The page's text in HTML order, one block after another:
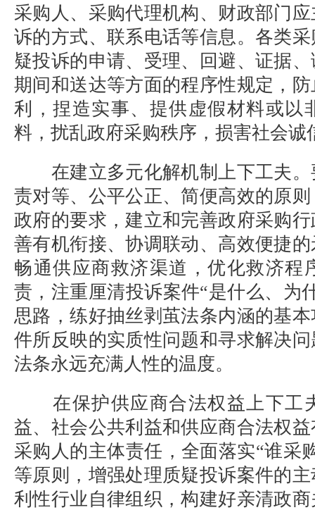
采购人、采购代理机构、财政部门
诉的方式、联系电话等信息。各类
疑投诉的申请、受理、回避、证据
期间和送达等方面的程序性规定，
利，捏造实事、提供虚假材料或以
料，扰乱政府采购秩序，损害社会诚
在建立多元化解机制上下工夫
责对等、公平公正、简便高效的原
政府的要求，建立和完善政府采购
善有机衔接、协调联动、高效便捷
畅通供应商救济渠道，优化救济程
责，注重厘清投诉案件“是什么、为
思路，练好抽丝剥茧法条内涵的基
件所反映的实质性问题和寻求解决
法条永远充满人性的温度。
在保护供应商合法权益上下工
益、社会公共利益和供应商合法权
采购人的主体责任，全面落实“谁采
等原则，增强处理质疑投诉案件的
利性行业自律组织，构建好亲清政